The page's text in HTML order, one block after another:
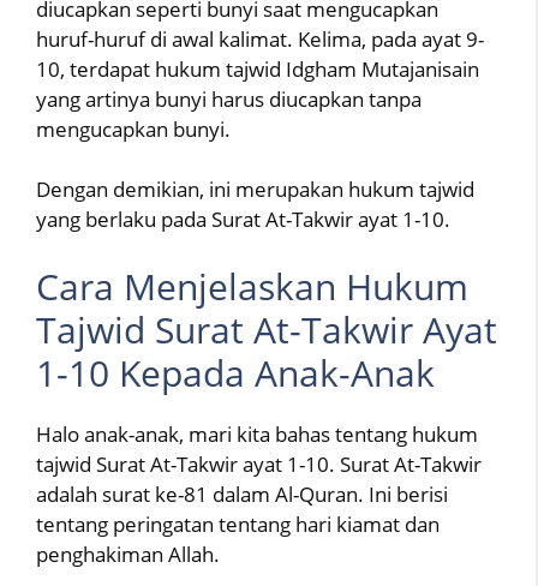
diucapkan seperti bunyi saat mengucapkan
huruf-huruf di awal kalimat. Kelima, pada ayat 9-
10, terdapat hukum tajwid Idgham Mutajanisain
yang artinya bunyi harus diucapkan tanpa
mengucapkan bunyi.
Dengan demikian, ini merupakan hukum tajwid
yang berlaku pada Surat At-Takwir ayat 1-10.
Cara Menjelaskan Hukum
Tajwid Surat At-Takwir Ayat
1-10 Kepada Anak-Anak
Halo anak-anak, mari kita bahas tentang hukum
tajwid Surat At-Takwir ayat 1-10. Surat At-Takwir
adalah surat ke-81 dalam Al-Quran. Ini berisi
tentang peringatan tentang hari kiamat dan
penghakiman Allah.